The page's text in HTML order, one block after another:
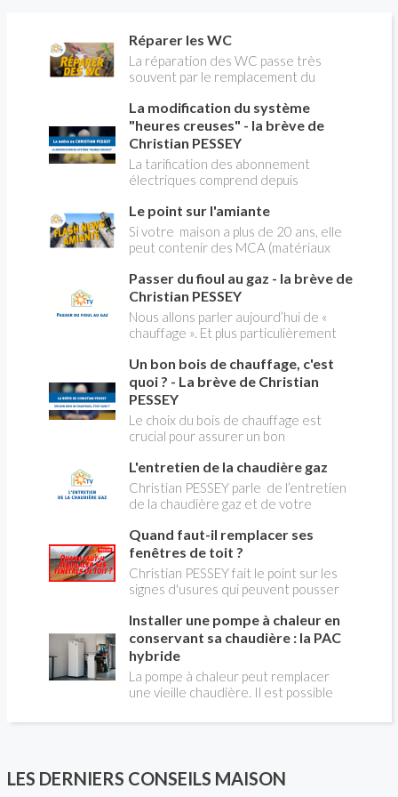
Réparer les WC
La réparation des WC passe très
souvent par le remplacement du
expliquer
La modification du système
"heures creuses" - la brève de
Christian PESSEY
La tarification des abonnement
électriques comprend depuis
pleines, heures creuses. Aujourd'hui
Christian PESSEY vous explique tout
ce qu'il faut savoir sur la nouvelle
modification du système "heures
creuses" qui concerne près de 15
millions de Français !
Le point sur l'amiante
Si votre maison a plus de 20 ans, elle
peut contenir des MCA (matériaux
panique, on fait le point dans notre
flash news n°3 spéciale Amiante et
ses dangers avec Christian Pessey
Passer du fioul au gaz - la brève de
Christian PESSEY
Nous allons parler aujourd’hui de «
chauffage ». Et plus particulièrement
aborder l’abandon du fioul au profit du
gaz.
Un bon bois de chauffage, c'est
quoi ? - La brève de Christian
PESSEY
Le choix du bois de chauffage est
crucial pour assurer un bon
l'impact environnemental. Mais
comment reconnaître un bois de
qualité ? Plusieurs critères entrent en
jeu : le type d'essence, le taux
d'humidité, la densité et la saison de
coupe.
L'entretien de la chaudière gaz
Christian PESSEY parle de l’entretien
de la chaudière gaz et de votre
avez un système par radiateurs ou un
plancher chauffant, qui sont alimentés
par une chaudière au gaz, vous devez
faire entretenir celle-ci une fois par
an, que vous soyez locataire ou
propriétaire occupant. C’est la même
chose pour un chauffe-bains au gaz.
C’est une obligation légale. Si vous ne
le faites pas, votre responsabilité
pourra être engagée en cas
d’accident, et vous ne serez pas
Quand faut-il remplacer ses
fenêtres de toit ?
Christian PESSEY fait le point sur les
signes d'usures qui peuvent pousser
toit. En remplaçant vos fenêtre de toit
vous ferez des économies de
chauffage et vous améliorerez le
confort des combles qui en sont
équipées.
Installer une pompe à chaleur en
conservant sa chaudière : la PAC
hybride
La pompe à chaleur peut remplacer
une vieille chaudière. Il est possible
l'énergie initialement utilisée (gaz ou
Est-ce intéressant économiquement?
Peut-on bénéficier d'aides comme le
LES DERNIERS CONSEILS MAISON